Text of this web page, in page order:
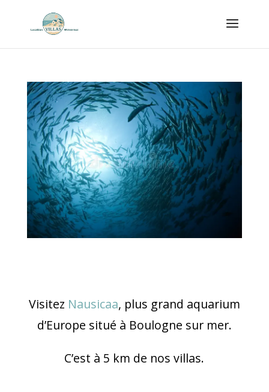
Visitez Nausicaa, plus grand aquarium
d’Europe situé à Boulogne sur mer.
C’est à 5 km de nos villas.